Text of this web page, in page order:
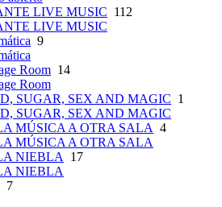
LIVE MUSIC 112
LIVE MUSIC
9
Room 14
Room
SUGAR, SEX AND MAGIC 1
SUGAR, SEX AND MAGIC
MÚSICA A OTRA SALA 4
MÚSICA A OTRA SALA
NIEBLA 17
NIEBLA
7